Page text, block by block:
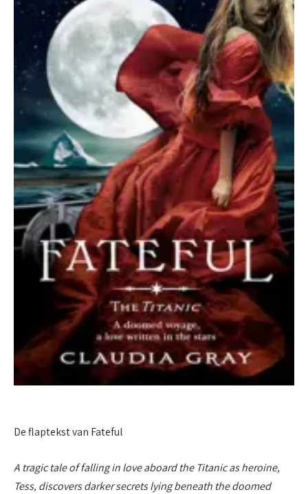
De flaptekst van Fateful
A tragic tale of falling in love aboard the Titanic as heroine,
Tess, discovers darker secrets lying beneath the doomed